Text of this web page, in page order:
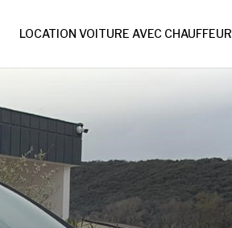
LOCATION VOITURE AVEC CHAUFFEUR